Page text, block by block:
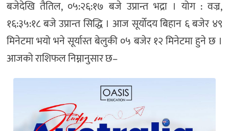
बजेदेखि तैतिल, ०५:२६:१७ बजे उप्रान्त भद्रा । योग : वज्र,
१६:३५:१८ बजे उप्रान्त सिद्धि । आज सूर्योदय बिहान ६ बजेर ४९
मिनेटमा भयो भने सूर्यास्त बेलुकी ०५ बजेर १२ मिनेटमा हुने छ ।
आजको राशिफल निम्नानुसार छ–